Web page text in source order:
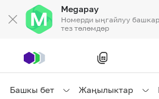
Megapay
Номерди ыңгайлуу
тез төлөмдөр
Башкы бет Жаңылыктар